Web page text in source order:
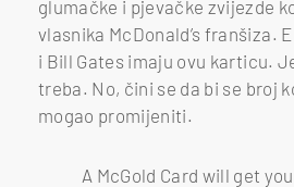
glumačke i pjevačke zvijezde
vlasnika McDonald’s franšiza.
i Bill Gates imaju ovu karticu.
treba. No, čini se da bi se broj
mogao promijeniti.
A McGold Card will get